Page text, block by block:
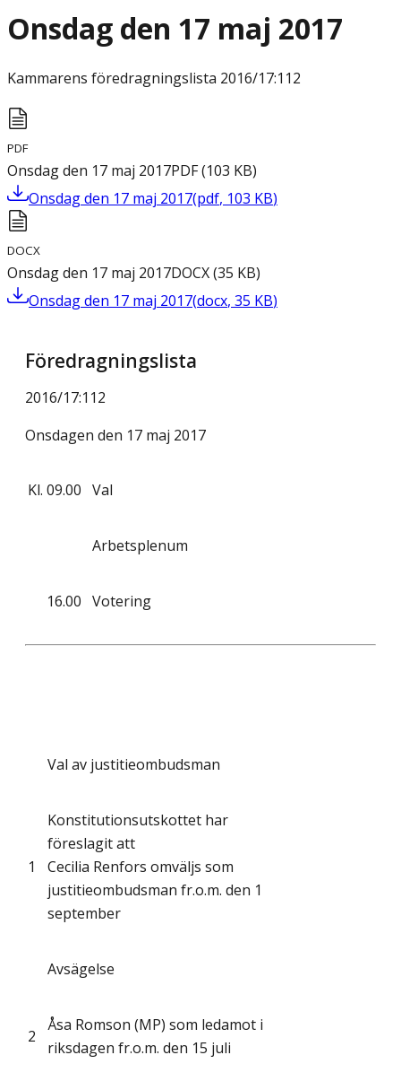
Onsdag den 17 maj 2017
Kammarens föredragningslista 2016/17:112
PDF
Onsdag den 17 maj 2017PDF(103 KB)
Onsdag den 17 maj 2017(pdf, 103 KB)
DOCX
Onsdag den 17 maj 2017DOCX(35 KB)
Onsdag den 17 maj 2017(docx, 35 KB)
Föredragningslista
2016/17:112
Onsdagen den 17 maj 2017
Kl. 09.00 Val
Arbetsplenum
16.00 Votering
Val av justitieombudsman
1
Konstitutionsutskottet har
föreslagit att
Cecilia Renfors omväljs som
justitieombudsman fr.o.m. den 1
september
Avsägelse
2
Åsa Romson (MP) som ledamot i
riksdagen fr.o.m. den 15 juli